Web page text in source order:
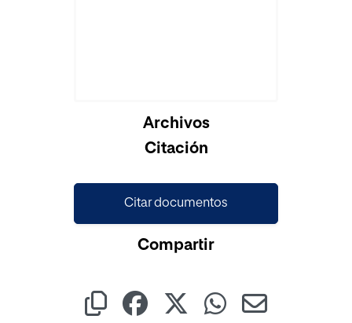
Archivos
Citación
Citar documentos
Compartir